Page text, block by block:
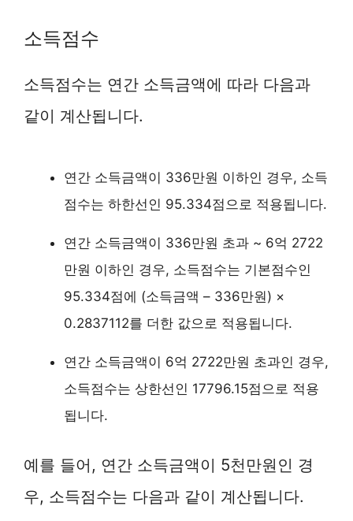
소득점수
소득점수는 연간 소득금액에 따라 다음과
같이 계산됩니다.
연간 소득금액이 336만원 이하인 경우, 소득
점수는 하한선인 95.334점으로 적용됩니다.
연간 소득금액이 336만원 초과 ~ 6억 2722
만원 이하인 경우, 소득점수는 기본점수인
95.334점에 (소득금액 – 336만원) ×
0.2837112를 더한 값으로 적용됩니다.
연간 소득금액이 6억 2722만원 초과인 경우,
소득점수는 상한선인 17796.15점으로 적용
됩니다.
예를 들어, 연간 소득금액이 5천만원인 경
우, 소득점수는 다음과 같이 계산됩니다.